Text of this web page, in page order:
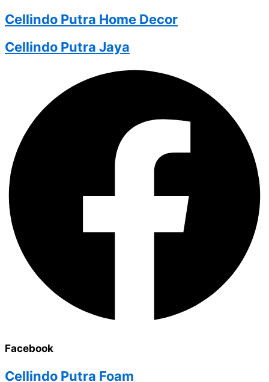
Cellindo Putra Home Decor
Cellindo Putra Jaya
Facebook
Cellindo Putra Foam